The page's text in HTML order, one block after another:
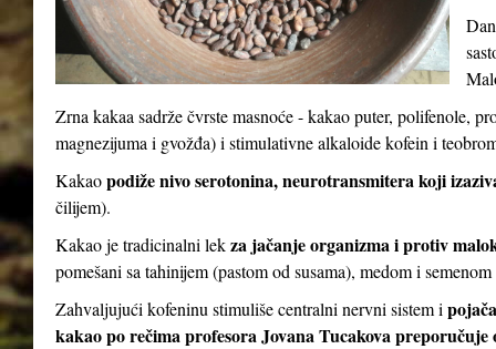
Zrna kakaa sadrže čvrste masnoće - kakao puter, polifenole,
magnezijuma i gvožđa) i stimulativne alkaloide kofein i
Kakaopodiže nivo serotonina, neurotransmitera koji
čilijem).
Kakao je tradicinalni lekza jačanje organizma i protiv
pomešani sa tahinijem (pastom od susama), medom i
Zahvaljujući kofeninu stimuliše centralni nervni sistem i
kakao po rečima profesora Jovana Tucakova preporučuje